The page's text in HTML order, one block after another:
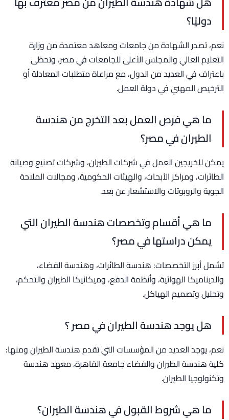
دوليًا؟
نعم، تصدر الشهادة من جامعات ومعاهد معتمدة من وزارة
التعليم العالي والمجلس الأعلى للجامعات في مصر، وتحظى
باعتراف في العديد من الدول، مع مراعاة متطلبات المعادلة أو
الترخيص المهني في دولة العمل.
ما هي فرص العمل بعد التخرج من هندسة
الطيران في مصر؟
يمكن للخريجين العمل في شركات الطيران، وشركات تصنيع وصيانة
الطائرات، ومراكز الأبحاث، والهيئات الحكومية، ومجالات الملاحة
الجوية والروبوتات والاستشعار عن بعد.
ما هي أقسام وتخصصات هندسة الطيران التي
يمكن دراستها في مصر؟
تشمل أبرز التخصصات: هندسة الطائرات، وهندسة الفضاء،
والديناميكا الهوائية، وأنظمة الدفع، وميكانيكا الطيران والتحكم،
وتحليل وتصميم الهياكل.
هل يوجد هندسة الطيران في مصر ؟
نعم، يوجد العديد من المؤسسات التي تقدم هندسة الطيران ومنها:
كلية هندسة الطيران والفضاء جامعة القاهرة، معهد هندسة
وتكنولوجيا الطيران.
ما هي شروط القبول في هندسة الطيران؟